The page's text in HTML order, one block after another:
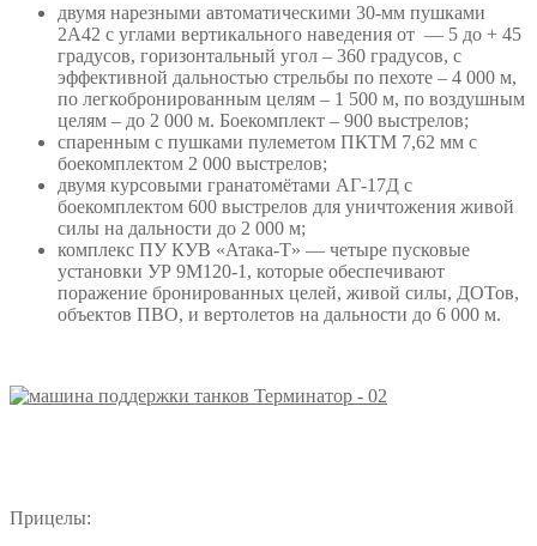
двумя нарезными автоматическими 30-мм пушками
2А42 с углами вертикального наведения от — 5 до + 45
градусов, горизонтальный угол – 360 градусов, с
эффективной дальностью стрельбы по пехоте – 4 000 м,
по легкобронированным целям – 1 500 м, по воздушным
целям – до 2 000 м. Боекомплект – 900 выстрелов;
спаренным с пушками пулеметом ПКТМ 7,62 мм с
боекомплектом 2 000 выстрелов;
двумя курсовыми гранатомётами АГ-17Д с
боекомплектом 600 выстрелов для уничтожения живой
силы на дальности до 2 000 м;
комплекс ПУ КУВ «Атака-Т» — четыре пусковые
установки УР 9М120-1, которые обеспечивают
поражение бронированных целей, живой силы, ДОТов,
объектов ПВО, и вертолетов на дальности до 6 000 м.
Прицелы: